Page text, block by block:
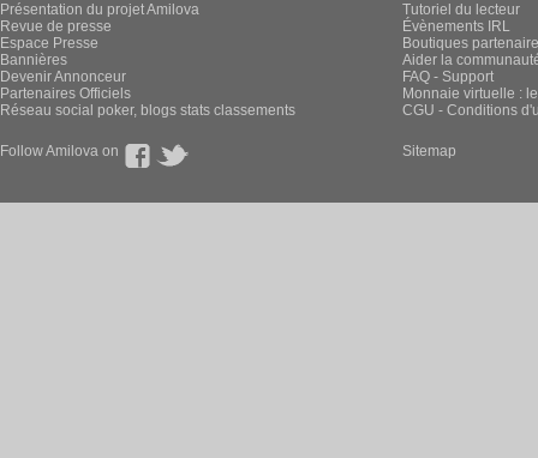
Présentation du projet Amilova
Revue de presse
Espace Presse
Bannières
Devenir Annonceur
Partenaires Officiels
Réseau social poker, blogs stats classements
Tutoriel du lecteur
Évènements IRL
Boutiques
Aider la
FAQ - Support
Monnaie virtuelle :
CGU - Conditions
Follow Amilova on Sitemap